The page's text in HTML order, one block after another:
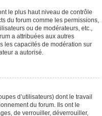
le plus haut niveau de contrôle
du forum comme les permissions,
ou de modérateurs, etc.,
a attribuées aux autres
les capacités de modération sur
a autorisé.
d’utilisateurs) dont le travail
du forum. Ils ont le
de verrouiller, déverrouiller,